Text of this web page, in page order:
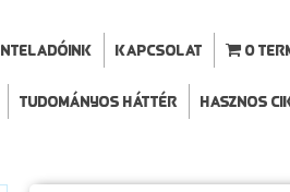
Kapcsolat 0
Tudományos háttér Hasznos